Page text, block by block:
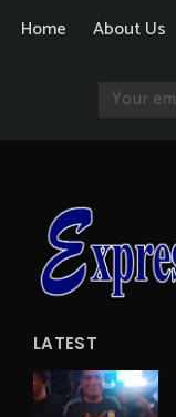
Home About Us
LATEST